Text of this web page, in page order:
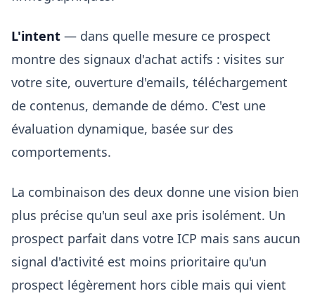
L'intent — dans quelle mesure ce prospect
montre des signaux d'achat actifs : visites sur
votre site, ouverture d'emails, téléchargement
de contenus, demande de démo. C'est une
évaluation dynamique, basée sur des
comportements.
La combinaison des deux donne une vision bien
plus précise qu'un seul axe pris isolément. Un
prospect parfait dans votre ICP mais sans aucun
signal d'activité est moins prioritaire qu'un
prospect légèrement hors cible mais qui vient